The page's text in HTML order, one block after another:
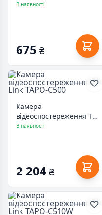
PFA120
В наявності
675 ₴
Камера
відеоспостереження TP-
Link TAPO-C500
В наявності
2 204₴